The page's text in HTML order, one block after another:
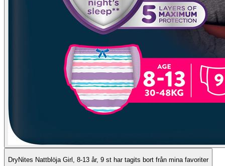
DryNites Nattblöja Girl, 8-13 år, 9 st har tagits bort från mina favoriter